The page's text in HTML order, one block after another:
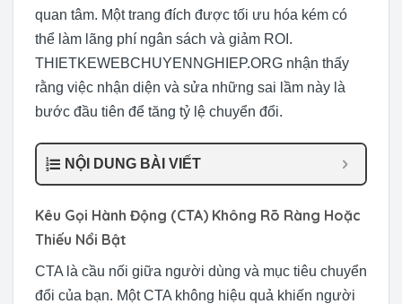
quan tâm. Một trang đích được tối ưu hóa kém có
thể làm lãng phí ngân sách và giảm ROI.
THIETKEWEBCHUYENNGHIEP.ORG nhận thấy
rằng việc nhận diện và sửa những sai lầm này là
bước đầu tiên để tăng tỷ lệ chuyển đổi.
NỘI DUNG BÀI VIẾT
Kêu Gọi Hành Động (CTA) Không Rõ Ràng Hoặc
Thiếu Nổi Bật
CTA là cầu nối giữa người dùng và mục tiêu chuyển
đổi của bạn. Một CTA không hiệu quả khiến người